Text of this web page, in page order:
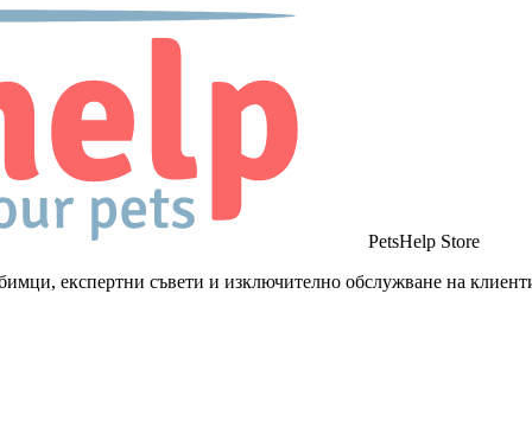
PetsHelp Store
експертни съвети и изключително обслужване на